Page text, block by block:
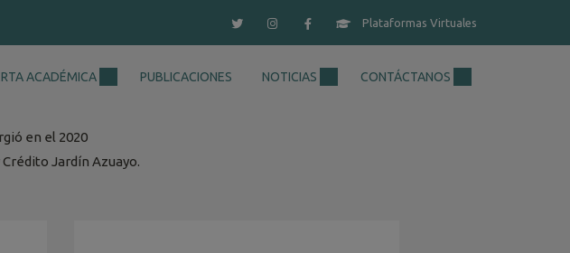
Plataformas Virtuales
ACADÉMICA PUBLICACIONES NOTICIAS CONTÁCTANOS
en el 2020
Jardín Azuayo.